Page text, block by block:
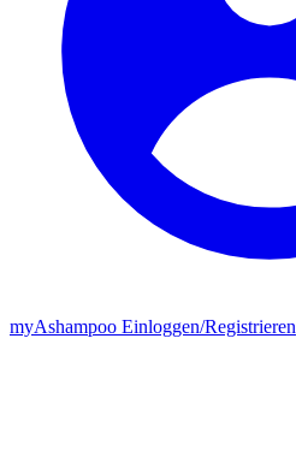
myAshampoo Einloggen/Registrieren